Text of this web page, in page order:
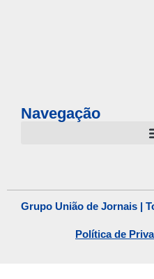
Navegação
Grupo União de Jornais |
Política de